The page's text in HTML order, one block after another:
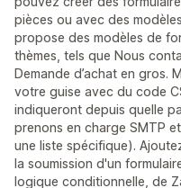
pièces ou avec des
propose des modèles de
thèmes, tels que Nous
Demande d’achat en gros.
votre guise avec du code
indiqueront depuis quelle
prenons en charge SMTP
une liste spécifique).
la soumission d'un
logique conditionnelle, de